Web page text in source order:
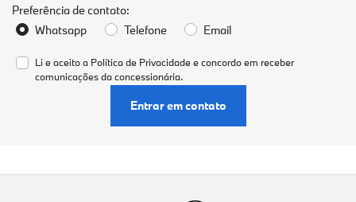
Preferência de contato:
Whatsapp
Telefone Email
Li e aceito a Política de Privacidadee concordo em receber
comunicações da concessionária.
Entrar em contato